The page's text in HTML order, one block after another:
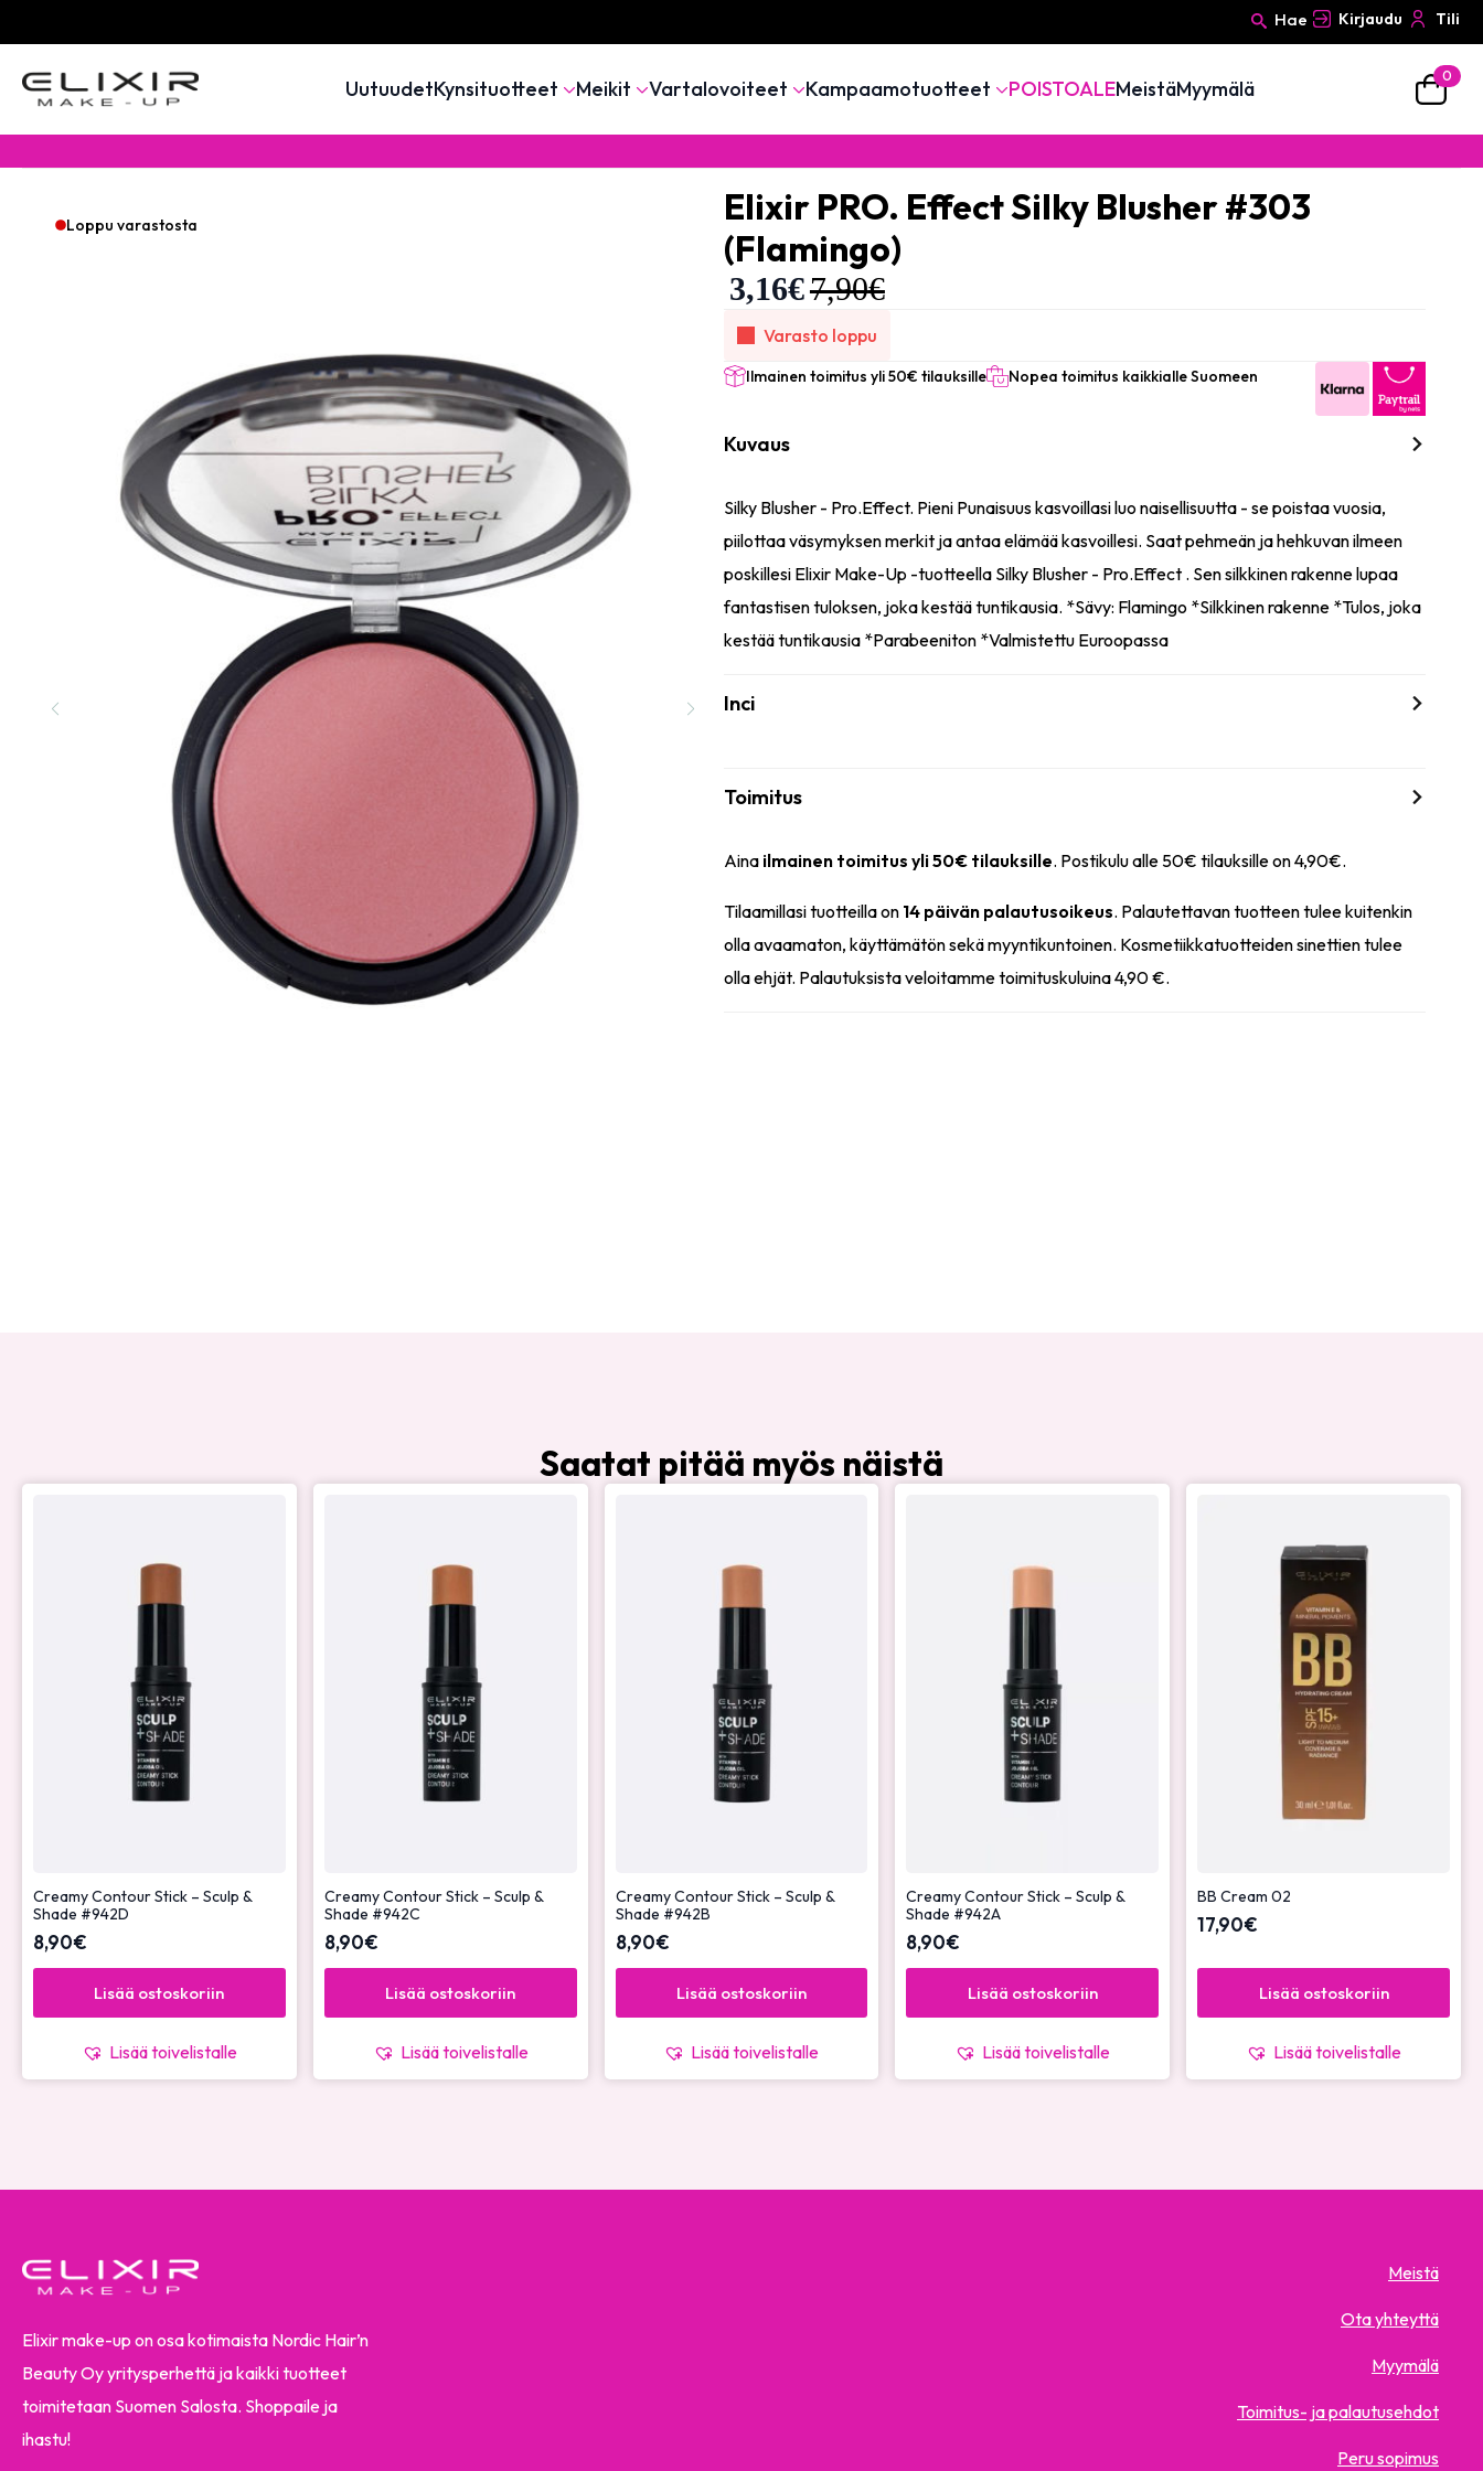
Search
Hae Kirjaudu Tili
UutuudetKynsituotteet Meikit Vartalovoiteet Kampaamotuotteet POISTOALEMeistäMyymälä
0
Loppu varastosta
Elixir PRO. Effect Silky Blusher #303
(Flamingo)
7,90€
3,16€
Varasto loppu
Ilmainen toimitus yli 50€ tilauksille Nopea toimitus kaikkialle Suomeen
Kuvaus
Silky Blusher - Pro.Effect. Pieni Punaisuus kasvoillasi luo naisellisuutta - se poistaa vuosia,
piilottaa väsymyksen merkit ja antaa elämää kasvoillesi. Saat pehmeän ja hehkuvan ilmeen
poskillesi Elixir Make-Up -tuotteella Silky Blusher - Pro.Effect . Sen silkkinen rakenne lupaa
fantastisen tuloksen, joka kestää tuntikausia. *Sävy: Flamingo *Silkkinen rakenne *Tulos, joka
kestää tuntikausia *Parabeeniton *Valmistettu Euroopassa
Inci
Toimitus
Aina ilmainen toimitus yli 50€ tilauksille. Postikulu alle 50€ tilauksille on 4,90€.
Tilaamillasi tuotteilla on 14 päivän palautusoikeus. Palautettavan tuotteen tulee kuitenkin
olla avaamaton, käyttämätön sekä myyntikuntoinen. Kosmetiikkatuotteiden sinettien tulee
olla ehjät. Palautuksista veloitamme toimituskuluina 4,90 €.
Saatat pitää myös näistä
Creamy Contour Stick – Sculp &
Shade #942D
8,90€
Lisää ostoskoriin
Lisää toivelistalle
Creamy Contour Stick – Sculp &
Shade #942C
8,90€
Lisää ostoskoriin
Lisää toivelistalle
Creamy Contour Stick – Sculp &
Shade #942B
8,90€
Lisää ostoskoriin
Lisää toivelistalle
Creamy Contour Stick – Sculp &
Shade #942A
8,90€
Lisää ostoskoriin
Lisää toivelistalle
BB Cream 02
17,90€
Lisää ostoskoriin
Lisää toivelistalle
Elixir make-up on osa kotimaista Nordic Hair’n
Beauty Oy yritysperhettä ja kaikki tuotteet
toimitetaan Suomen Salosta. Shoppaile ja
ihastu!
Meistä
Ota yhteyttä
Myymälä
Toimitus- ja palautusehdot
Peru sopimus